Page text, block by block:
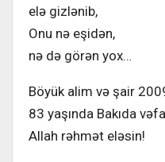
elə gizlənib,
Onu nə eşidən,
nə də görən yox…
Böyük alim və şair
83 yaşında Bakıda
Allah rəhmət eləsin!